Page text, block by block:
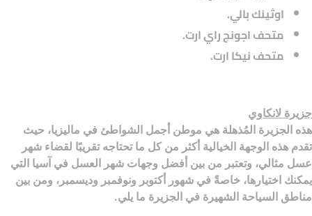
اوثينك بالي.
متحف اجونج راي ارت.
متحف نيكا ارت.
جزيرة لانكاوي
هذه الجزيرة المُذهلة هي موطن أجمل الشواطئ في ماليزيا، حيث
تقدم هذه الوجهة الخيالية أكثر من كل ما تحتاجه تقريبًا لقضاء شهر
عسل مثالي، وتعتبر من بين أفضل وجهات شهر العسل في آسيا التي
يمكنك اختيارها، خاصةً في شهور أكتوبر ونوفمبر وديسمبر، ومن بين
مناطق السياحة الشهيرة في الجزيرة ما يلي.